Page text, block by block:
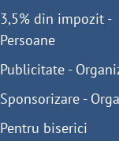
3,5% din impozit -
Persoane
Publicitate -
Sponsorizare -
Pentru biserici